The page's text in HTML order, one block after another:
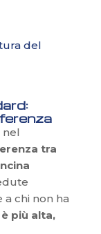
nel
tra
chi non ha
più alta,